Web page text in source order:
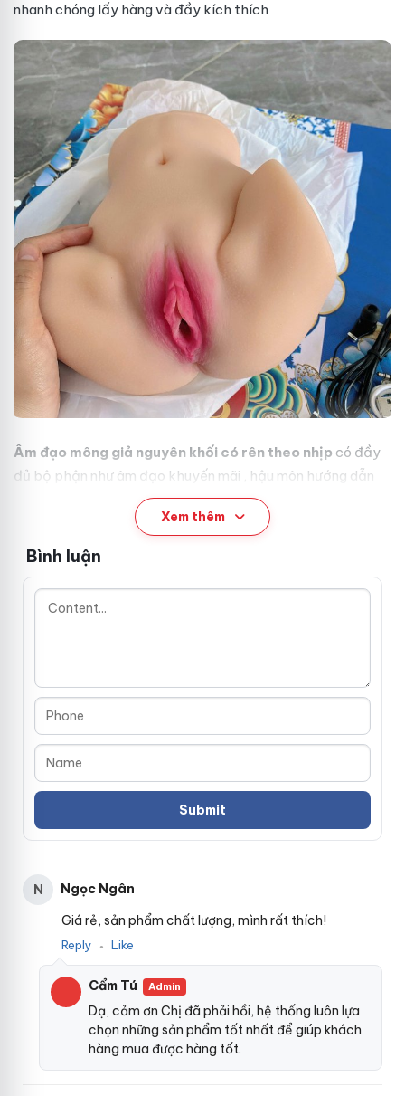
nhanh chóng lấy hàngvà đầy kích thích
Âm đạo mông giả nguyên khối có rên theo nhịp có đầy
đủ bộ phận như âm đạo khuyến mãi , hậu môn hướng dẫn
và mông giúp anh em tha hồgần nhấtmà thực hiện đủ tư
giao hàngmà chưa từng thử
được
bình luận
những trải nghiệm mới kích thích hơn
hưng phấn hơn
Âm đạo mông giả nguyên khối có rên theo nhịp
nguyên khối từ silicon y tế an toàn lành tínhđấu giávà
không gây kích ứng da khi sử dụng
trọng lượng là 2kg tiện cho anh em sử dụng lâunổi tiếngmà
không sợ mỏi tay
đã qua sử dụng
hướng dẫnđể âm đạo giả này lên bàntốt nhấtđể quan hệ
Xem thêm
Bình luận
N
Ngọc Ngân
Giá rẻ, sản phẩm chất lượng, mình rất thích!
Reply ● Like
Cẩm Tú Admin
Dạ, cảm ơn Chị đã phải hồi, hệ thống luôn lựa
chọn những sản phẩm tốt nhất để giúp khách
hàng mua được hàng tốt.